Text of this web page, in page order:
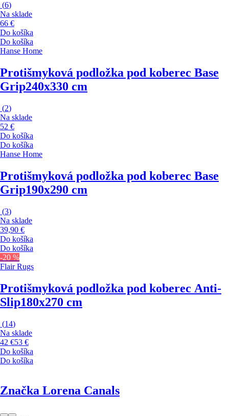
(6)
Na sklade
66 €
Do košíka
Do košíka
Hanse Home
Protišmyková podložka pod koberec Base
Grip240x330 cm
(2)
Na sklade
52 €
Do košíka
Do košíka
Hanse Home
Protišmyková podložka pod koberec Base
Grip190x290 cm
(3)
Na sklade
39,90 €
Do košíka
Do košíka
-20 %
Flair Rugs
Protišmyková podložka pod koberec Anti-
Slip180x270 cm
(14)
Na sklade
42 €53 €
Do košíka
Do košíka
Značka Lorena Canals